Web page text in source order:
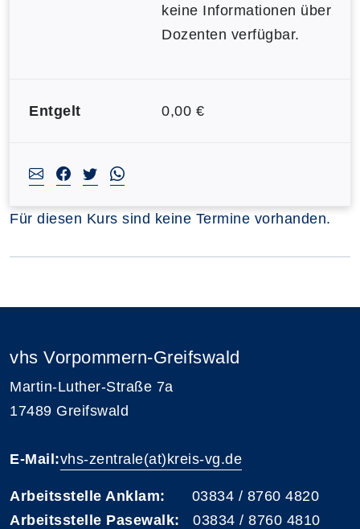
keine Informationen über
Dozenten verfügbar.
Entgelt 0,00 €
Für diesen Kurs sind keine Termine vorhanden.
vhs Vorpommern-Greifswald
Martin-Luther-Straße 7a
17489 Greifswald
E-Mail:vhs-zentrale(at)kreis-vg.de
Arbeitsstelle Anklam: 03834 / 8760 4820
Arbeitsstelle Pasewalk: 03834 / 8760 4810